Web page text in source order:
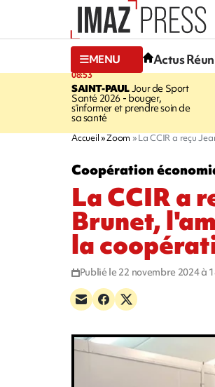
MENU Actus
08:53
SAINT-PAULJour de Sport
Santé 2026 - bouger,
s’informer et prendre soin de
sa santé
Accueil Zoom La CCIR a reçu
Coopération
La CCIR a
Brunet,
la
Publié le 22 novembre 2024 à